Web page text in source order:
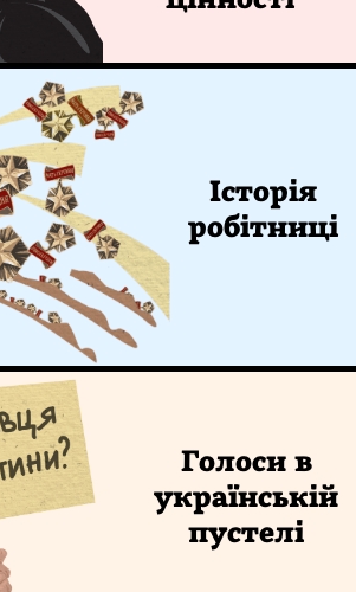
Історія
робітниці
Голоси в
українській
пустелі